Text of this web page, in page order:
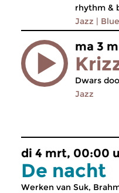
rhythm &
Jazz |
ma 3
Dwars
Jazz
di 4 mrt, 00:00
De nacht
Werken van Suk,